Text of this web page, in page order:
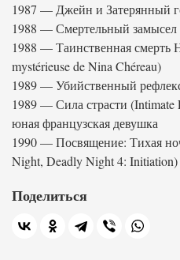
1987 — Джейн и Затерянный
1988 — Смертельный замысел
1988 — Таинственная
mystérieuse de Nina Chéreau)
1989 — Убийственный
1989 — Сила страсти
юная французская девушка
1990 — Посвящение: Тихая
Night, Deadly Night 4: Initiation)
Поделиться